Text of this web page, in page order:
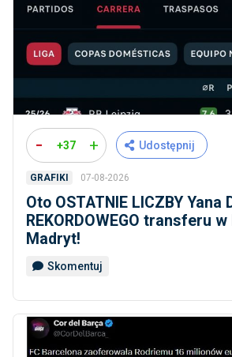
- +37 + Udostępnij
GRAFIKI 07-08-2026
Oto OSTATNIE LICZBY Yana
REKORDOWEGO transferu
Madryt!
Skomentuj